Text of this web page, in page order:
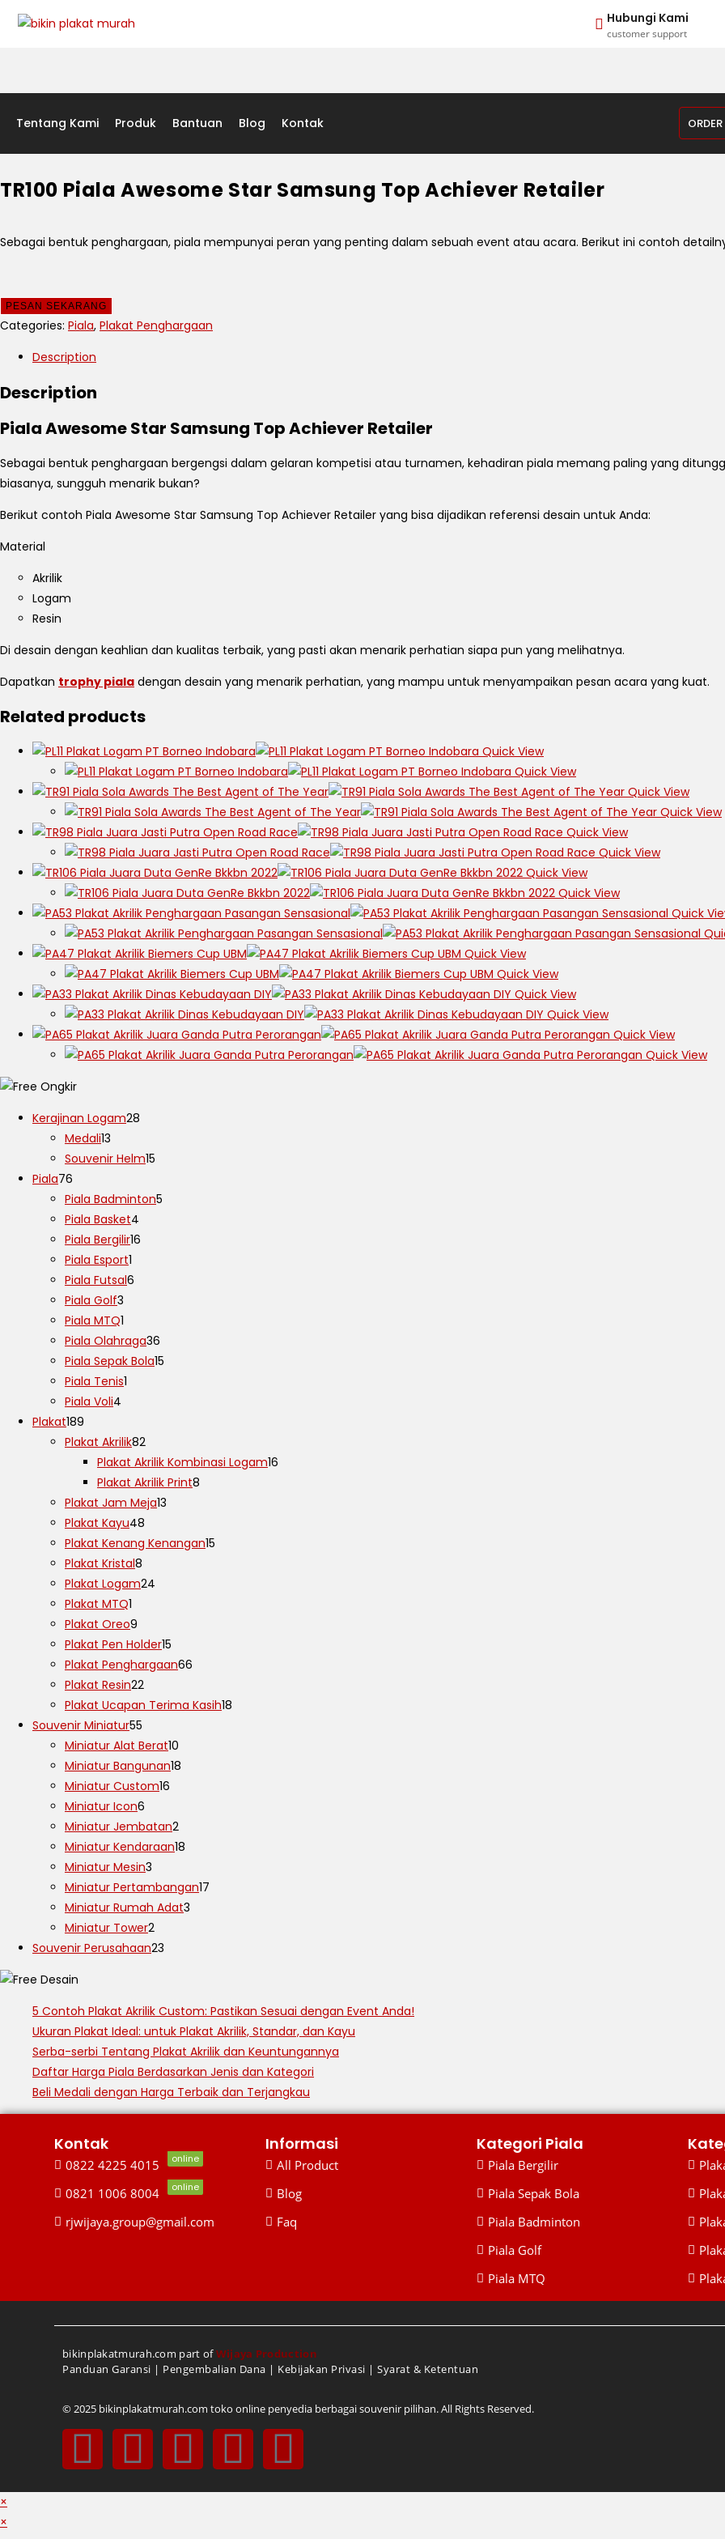
Hubungi Kami
customer support
Tentang Kami Produk Bantuan Blog Kontak ORDER
TR100 Piala Awesome Star Samsung Top Achiever Retailer
Sebagai bentuk penghargaan, piala mempunyai peran yang penting dalam sebuah event atau acara. Berikut ini contoh
PESAN SEKARANG
Categories: Piala, Plakat Penghargaan
Description
Description
Piala Awesome Star Samsung Top Achiever Retailer
Sebagai bentuk penghargaan bergengsi dalam gelaran kompetisi atau turnamen, kehadiran piala memang paling yang
biasanya, sungguh menarik bukan?
Berikut contoh Piala Awesome Star Samsung Top Achiever Retailer yang bisa dijadikan referensi desain untuk Anda:
Material
Akrilik
Logam
Resin
Di desain dengan keahlian dan kualitas terbaik, yang pasti akan menarik perhatian siapa pun yang melihatnya.
Dapatkan trophy piala dengan desain yang menarik perhatian, yang mampu untuk menyampaikan pesan acara yang kuat.
Related products
Quick View
Quick View
Quick View
Quick View
Quick View
Quick View
Quick View
Quick View
Quick
Quick View
Quick View
Quick View
Quick View
Quick View
Quick View
Kerajinan Logam28
Medali13
Souvenir Helm15
Piala76
Piala Badminton5
Piala Basket4
Piala Bergilir16
Piala Esport1
Piala Futsal6
Piala Golf3
Piala MTQ1
Piala Olahraga36
Piala Sepak Bola15
Piala Tenis1
Piala Voli4
Plakat189
Plakat Akrilik82
Plakat Akrilik Kombinasi Logam16
Plakat Akrilik Print8
Plakat Jam Meja13
Plakat Kayu48
Plakat Kenang Kenangan15
Plakat Kristal8
Plakat Logam24
Plakat MTQ1
Plakat Oreo9
Plakat Pen Holder15
Plakat Penghargaan66
Plakat Resin22
Plakat Ucapan Terima Kasih18
Souvenir Miniatur55
Miniatur Alat Berat10
Miniatur Bangunan18
Miniatur Custom16
Miniatur Icon6
Miniatur Jembatan2
Miniatur Kendaraan18
Miniatur Mesin3
Miniatur Pertambangan17
Miniatur Rumah Adat3
Miniatur Tower2
Souvenir Perusahaan23
5 Contoh Plakat Akrilik Custom: Pastikan Sesuai dengan Event Anda!
Ukuran Plakat Ideal: untuk Plakat Akrilik, Standar, dan Kayu
Serba-serbi Tentang Plakat Akrilik dan Keuntungannya
Daftar Harga Piala Berdasarkan Jenis dan Kategori
Beli Medali dengan Harga Terbaik dan Terjangkau
Kontak
0822 4225 4015 online
0821 1006 8004 online
rjwijaya.group@gmail.com
Informasi
All Product
Blog
Faq
Kategori Piala
Piala Bergilir
Piala Sepak Bola
Piala Badminton
Piala Golf
Piala MTQ
bikinplakatmurah.com part ofWijaya Production
Panduan Garansi | Pengembalian Dana | Kebijakan Privasi | Syarat & Ketentuan
© 2025 bikinplakatmurah.com toko online penyedia berbagai souvenir pilihan. All Rights Reserved.
×
×